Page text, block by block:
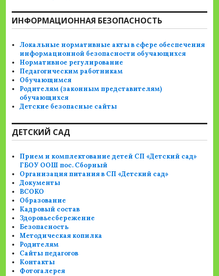
ИНФОРМАЦИОННАЯ БЕЗОПАСНОСТЬ
Локальные нормативные акты в сфере обеспечения
информационной безопасности обучающихся
Нормативное регулирование
Педагогическим работникам
Обучающимся
Родителям (законным представителям)
обучающихся
Детские безопасные сайты
ДЕТСКИЙ САД
Прием и комплектование детей СП «Детский сад»
ГБОУ ООШ пос. Сборный
Организация питания в СП «Детский сад»
Документы
ВСОКО
Образование
Кадровый состав
Здоровьесбережение
Безопасность
Методическая копилка
Родителям
Сайты педагогов
Контакты
Фотогалерея